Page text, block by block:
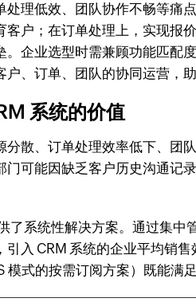
理低效、团队协作不畅等痛
户；在订单处理上，实现
企业选型时需兼顾功能匹配
、订单、团队的协同运营，
系统的价值
散、订单处理效率低下、
可能因缺乏客户历史沟通
了系统性解决方案。通过集
入 CRM 系统的企业平均销
式的按需订阅方案）既能满